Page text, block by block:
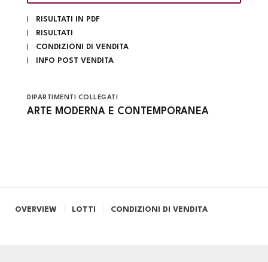
RISULTATI IN PDF
RISULTATI
CONDIZIONI DI VENDITA
INFO POST VENDITA
DIPARTIMENTI COLLEGATI
ARTE MODERNA E CONTEMPORANEA
OVERVIEW LOTTI CONDIZIONI DI VENDITA